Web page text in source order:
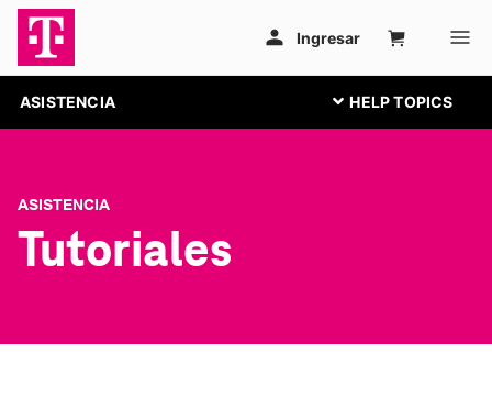
ASISTENCIA
ASISTENCIA
Tutoriales